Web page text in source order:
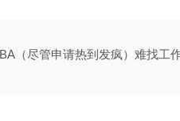
（尽管申请热到发疯）难找工